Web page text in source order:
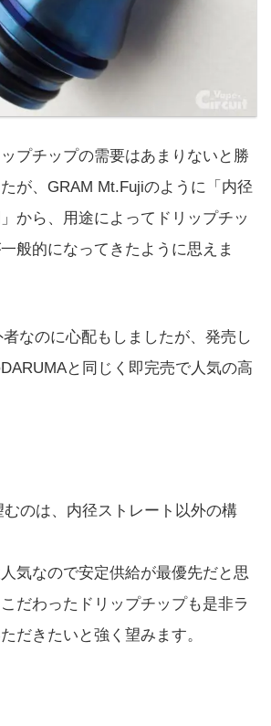
プチップの需要はあまりないと勝
が、GRAM Mt.Fujiのように「内径
から、用途によってドリップチッ
般的になってきたように思えま
なのに心配もしましたが、発売し
と同じく即完売で人気の高
のは、内径ストレート以外の構
気なので安定供給が最優先だと思
だわったドリップチップも是非ラ
だきたいと強く望みます。